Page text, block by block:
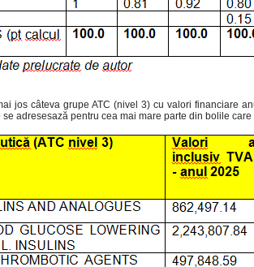
jos câteva grupe ATC (nivel 3) cu valori financiare
adresesază pentru cea mai mare parte din bolile